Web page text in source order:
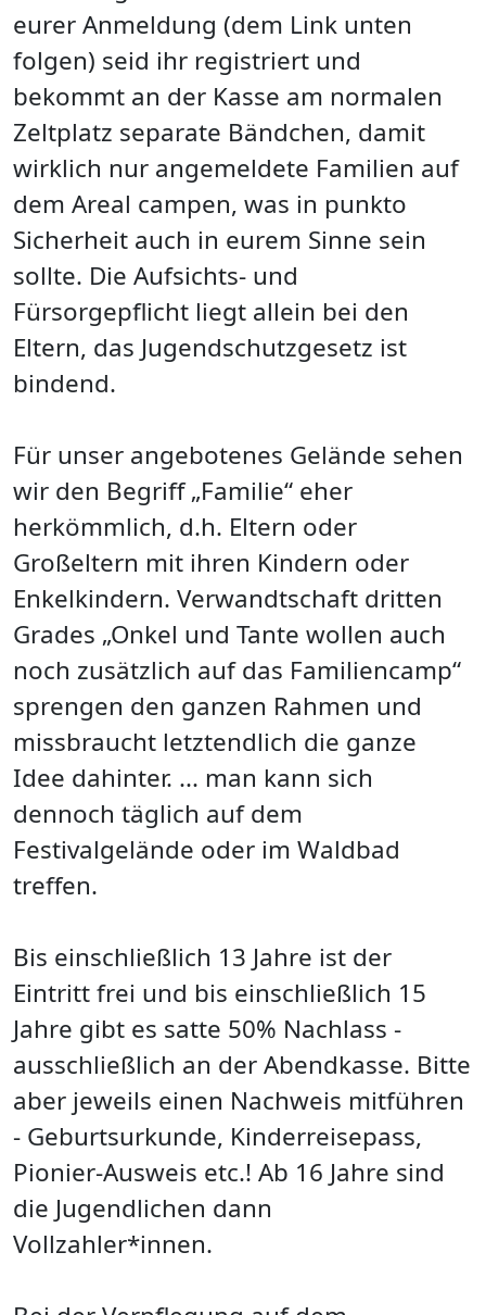
eurer Anmeldung (dem Link unten
folgen) seid ihr registriert und
bekommt an der Kasse am normalen
Zeltplatz separate Bändchen, damit
wirklich nur angemeldete Familien auf
dem Areal campen, was in punkto
Sicherheit auch in eurem Sinne sein
sollte. Die Aufsichts- und
Fürsorgepflicht liegt allein bei den
Eltern, das Jugendschutzgesetz ist
bindend.
Für unser angebotenes Gelände sehen
wir den Begriff „Familie“ eher
herkömmlich, d.h. Eltern oder
Großeltern mit ihren Kindern oder
Enkelkindern. Verwandtschaft dritten
Grades „Onkel und Tante wollen auch
noch zusätzlich auf das Familiencamp“
sprengen den ganzen Rahmen und
missbraucht letztendlich die ganze
Idee dahinter. ... man kann sich
dennoch täglich auf dem
Festivalgelände oder im Waldbad
treffen.
Bis einschließlich 13 Jahre ist der
Eintritt frei und bis einschließlich 15
Jahre gibt es satte 50% Nachlass -
ausschließlich an der Abendkasse. Bitte
aber jeweils einen Nachweis mitführen
- Geburtsurkunde, Kinderreisepass,
Pionier-Ausweis etc.! Ab 16 Jahre sind
die Jugendlichen dann
Vollzahler*innen.